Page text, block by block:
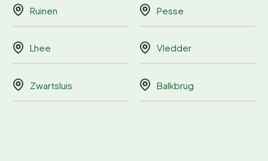
Ruinen Pesse
Lhee Vledder
Zwartsluis Balkbrug